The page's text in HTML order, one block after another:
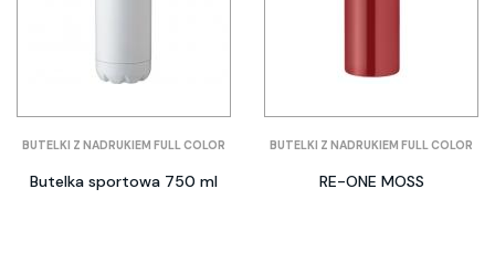
BUTELKI Z NADRUKIEM FULL COLOR
Butelka sportowa 750 ml
BUTELKI Z NADRUKIEM FULL COLOR
RE-ONE MOSS